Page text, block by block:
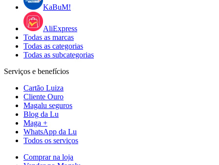
KaBuM!
AliExpress
Todas as marcas
Todas as categorias
Todas as subcategorias
Serviços e benefícios
Cartão Luiza
Cliente Ouro
Magalu seguros
Blog da Lu
Maga +
WhatsApp da Lu
Todos os serviços
Comprar na loja